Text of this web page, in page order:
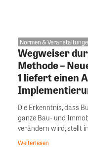
Normen &
Wegweiser
Methode –
1 liefert einen
Die Erkenntnis, dass
ganze Bau- und
verändern wird, stellt
Weiterlesen